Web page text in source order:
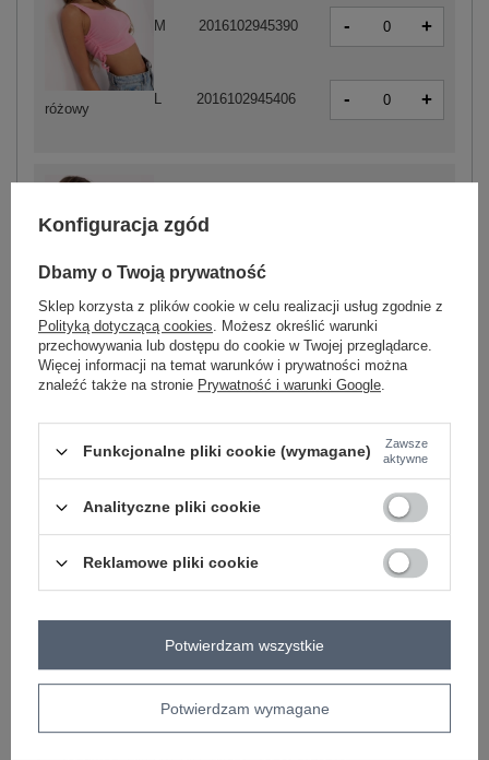
różowy
M 2016102945390 - +
L 2016102945406 - +
czarny
M 2016102945420
M 2016102945338 - +
+
ZALOGUJ SIĘ I ZOBACZ CENĘ
Masz pytanie? Chętnie pomożemy.
Konfiguracja zgód
Dbamy o Twoją prywatność
Sklep korzysta z plików cookie w celu realizacji usług zgodnie z
Polityką dotyczącą cookies. Możesz określić warunki
przechowywania lub dostępu do cookie w Twojej przeglądarce.
Więcej informacji na temat warunków i prywatności można
znaleźć także na stronie Prywatność i warunki Google.
Funkcjonalne pliki cookie (wymagane)
Zawsze
aktywne
Analityczne pliki cookie
Reklamowe pliki cookie
Potwierdzam wymagane
Potwierdzam wszystkie